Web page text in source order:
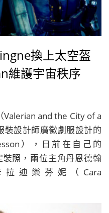
換上太空盔
維護宇宙秩序
and the City of a
裝設計師廣徵劇服設計的
），日前在自己的
照，兩位主角丹恩德翰
拉迪樂芬妮（Cara